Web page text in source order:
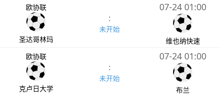
欧协联
圣达哥林玛
:
未开始
07-24 01:00
维也纳快速
欧协联
克卢日大学
:
未开始
07-24 01:00
布兰